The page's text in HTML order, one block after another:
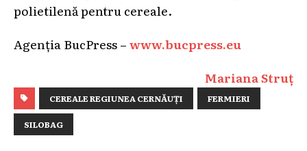
polietilenă pentru cereale.
Agenția BucPress –www.bucpress.eu
Mariana Struț
CEREALE REGIUNEA CERNĂUȚI FERMIERI
SILOBAG